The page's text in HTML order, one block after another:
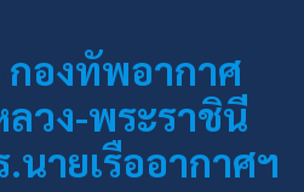
กองทัพอากาศ
วง-พระราชินี
.นายเรืออากาศฯ